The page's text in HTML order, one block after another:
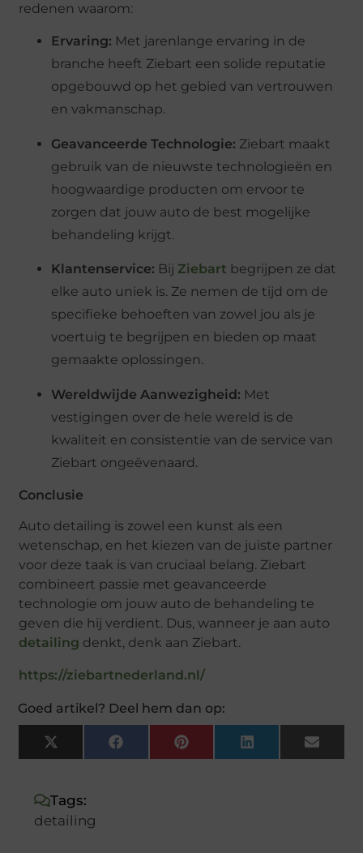
redenen waarom:
Ervaring: Met jarenlange ervaring in de
branche heeft Ziebart een solide reputatie
opgebouwd op het gebied van vertrouwen
en vakmanschap.
Geavanceerde Technologie: Ziebart maakt
gebruik van de nieuwste technologieën en
hoogwaardige producten om ervoor te
zorgen dat jouw auto de best mogelijke
behandeling krijgt.
Klantenservice: Bij Ziebart begrijpen ze dat
elke auto uniek is. Ze nemen de tijd om de
specifieke behoeften van zowel jou als je
voertuig te begrijpen en bieden op maat
gemaakte oplossingen.
Wereldwijde Aanwezigheid: Met
vestigingen over de hele wereld is de
kwaliteit en consistentie van de service van
Ziebart ongeëvenaard.
Conclusie
Auto detailing is zowel een kunst als een
wetenschap, en het kiezen van de juiste partner
voor deze taak is van cruciaal belang. Ziebart
combineert passie met geavanceerde
technologie om jouw auto de behandeling te
geven die hij verdient. Dus, wanneer je aan auto
detailing denkt, denk aan Ziebart.
https://ziebartnederland.nl/
Goed artikel? Deel hem dan op:
X
(Twitter)
FacebookPinterestLinkedInEmail
Tags:
detailing